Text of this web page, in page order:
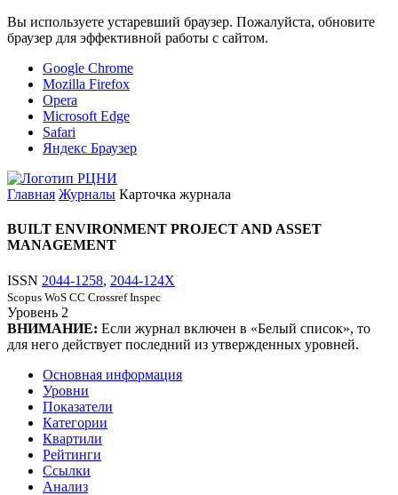
Вы используете устаревший браузер. Пожалуйста, обновите
браузер для эффективной работы с сайтом.
Google Chrome
Mozilla Firefox
Opera
Microsoft Edge
Safari
Яндекс Браузер
Главная Журналы Карточка журнала
BUILT ENVIRONMENT PROJECT AND ASSET
MANAGEMENT
ISSN 2044-1258, 2044-124X
Scopus WoS CC Crossref Inspec
Уровень 2
ВНИМАНИЕ: Если журнал включен в «Белый список», то
для него действует последний из утвержденных уровней.
Основная информация
Уровни
Показатели
Категории
Квартили
Рейтинги
Ссылки
Анализ